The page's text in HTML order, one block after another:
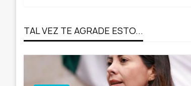
TAL VEZ TE AGRADE ESTO...